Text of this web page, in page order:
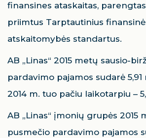
finansines ataskaitas,
priimtus Tarptautinius
atskaitomybės standartus.
AB „Linas“ 2015 metų sausio-
pardavimo pajamos sudarė
2014 m. tuo pačiu laikotarpiu –
AB „Linas“ įmonių grupės 2015
pusmečio pardavimo pajamos